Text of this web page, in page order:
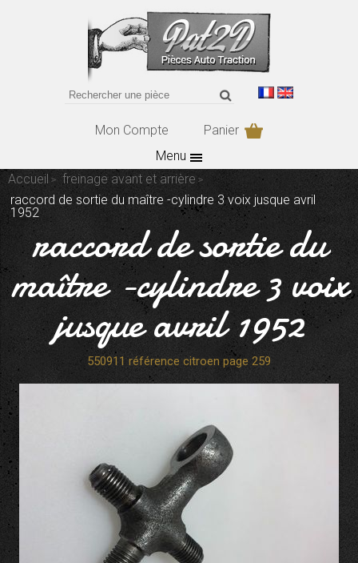
Mon Compte
Panier
Menu
Accueil
freinage avant et arrière
raccord de sortie du maître -cylindre 3 voix jusque avril
1952
raccord de sortie du
maître -cylindre 3 voix
jusque avril 1952
550911 référence citroen page 259